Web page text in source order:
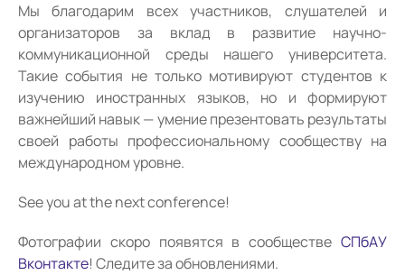
Мы благодарим всех участников, слушателей и
организаторов за вклад в развитие научно-
коммуникационной среды нашего университета.
Такие события не только мотивируют студентов к
изучению иностранных языков, но и формируют
важнейший навык — умение презентовать результаты
своей работы профессиональному сообществу на
международном уровне.
See you at the next conference!
Фотографии скоро появятся в сообществе СПбАУ
Вконтакте! Следите за обновлениями.